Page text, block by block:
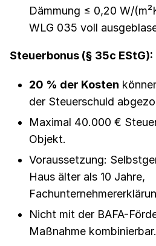
Dämmung ≤ 0,20 W/
WLG 035 voll
Steuerbonus (§ 35c EStG):
20 % der Kosten
der Steuerschuld
Maximal 40.000 €
Objekt.
Voraussetzung:
Haus älter als 10 Jahre,
Nicht mit der BAFA-
Maßnahme kombinierbar.